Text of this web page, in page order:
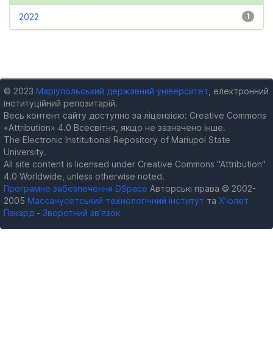
1
2022
© 2023 Маріупольський державний університет , електронний
інституційний репозитарій.
Весь контент сайту доступно за ліцензією: Creative Commons
«Attribution» 4.0 Всесвітня, якщо не зазначено інше.
The Electronic Institutional Repository of Mariupol State
University.
All site content is licensed under Creative Commons "Attribution"
4.0 Worldwide, unless otherwise noted.
Програмне забезпечення DSpace Авторські права © 2002-
2005 Массачусетський технологічний інститут та Х’юлет
Пакард - Зворотний зв’язок